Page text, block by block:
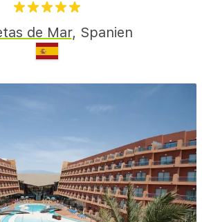
de Mar, Spanien